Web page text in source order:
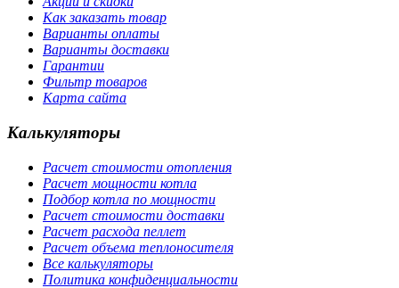
Как заказать товар
Варианты оплаты
Варианты доставки
Гарантии
Фильтр товаров
Карта сайта
Калькуляторы
Расчет стоимости отопления
Расчет мощности котла
Подбор котла по мощности
Расчет стоимости доставки
Расчет расхода пеллет
Расчет объема теплоносителя
Все калькуляторы
Политика конфиденциальности